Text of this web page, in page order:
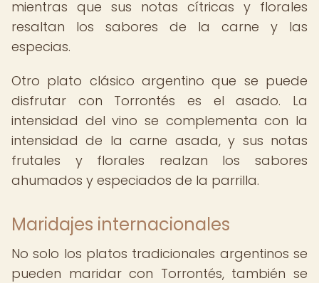
mientras que sus notas cítricas y florales
resaltan los sabores de la carne y las
especias.
Otro plato clásico argentino que se puede
disfrutar con Torrontés es el asado. La
intensidad del vino se complementa con la
intensidad de la carne asada, y sus notas
frutales y florales realzan los sabores
ahumados y especiados de la parrilla.
Maridajes internacionales
No solo los platos tradicionales argentinos se
pueden maridar con Torrontés, también se